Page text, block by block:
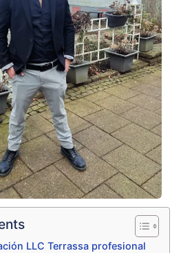
LLC Terrassa profesional